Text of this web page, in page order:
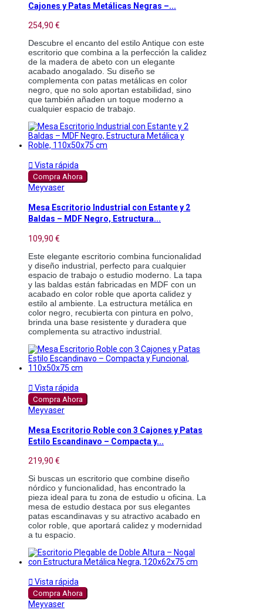
Cajones y Patas Metálicas Negras –...
254,90 €
Descubre el encanto del estilo Antique con este
escritorio que combina a la perfección la calidez
de la madera de abeto con un elegante
acabado anogalado. Su diseño se
complementa con patas metálicas en color
negro, que no solo aportan estabilidad, sino
que también añaden un toque moderno a
cualquier espacio de trabajo.
 Vista rápida
Compra Ahora
Meyvaser
Mesa Escritorio Industrial con Estante y 2
Baldas – MDF Negro, Estructura...
109,90 €
Este elegante escritorio combina funcionalidad
y diseño industrial, perfecto para cualquier
espacio de trabajo o estudio moderno. La tapa
y las baldas están fabricadas en MDF con un
acabado en color roble que aporta calidez y
estilo al ambiente. La estructura metálica en
color negro, recubierta con pintura en polvo,
brinda una base resistente y duradera que
complementa su atractivo industrial.
 Vista rápida
Compra Ahora
Meyvaser
Mesa Escritorio Roble con 3 Cajones y Patas
Estilo Escandinavo – Compacta y...
219,90 €
Si buscas un escritorio que combine diseño
nórdico y funcionalidad, has encontrado la
pieza ideal para tu zona de estudio u oficina. La
mesa de estudio destaca por sus elegantes
patas escandinavas y su atractivo acabado en
color roble, que aportará calidez y modernidad
a tu espacio.
 Vista rápida
Compra Ahora
Meyvaser